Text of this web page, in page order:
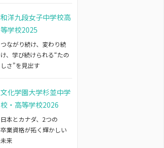
和洋九段女子中学校高
等学校2025
つながり続け、変わり続
け、学び続けられる“たの
しさ”を見出す
文化学園大学杉並中学
校・高等学校2026
日本とカナダ、2つの
卒業資格が拓く輝かしい
未来